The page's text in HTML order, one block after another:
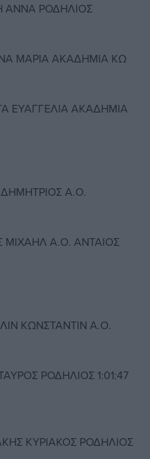
ΑNNΑ ΡΟΔΗΛΙΟΣ
ΜΑΡΙΑ ΑΚΑΔΗΜΙΑ ΚΩ
ΕΥΑΓΓΕΛΙΑ ΑΚΑΔΗΜΙΑ
ΔΗΜΗΤΡΙΟΣ Α.Ο.
ΜΙΧΑΗΛ Α.Ο. ΑΝΤΑΙΟΣ
ΚΩΝΣΤΑΝΤΙΝ Α.Ο.
ΡΟΔΗΛΙΟΣ 1:01:47
ΚΥΡΙΑΚΟΣ ΡΟΔΗΛΙΟΣ